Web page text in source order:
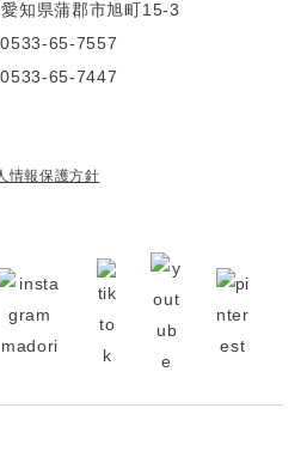
愛知県蒲郡市旭町15-3
65-7557
65-7447
情報保護方針